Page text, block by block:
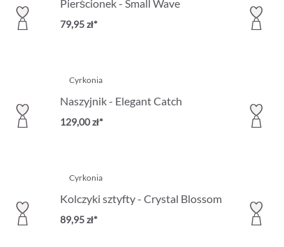
Pierścionek - Small Wave
79,95 zł*
Cyrkonia
Naszyjnik - Elegant Catch
129,00 zł*
Cyrkonia
Kolczyki sztyfty - Crystal Blossom
89,95 zł*